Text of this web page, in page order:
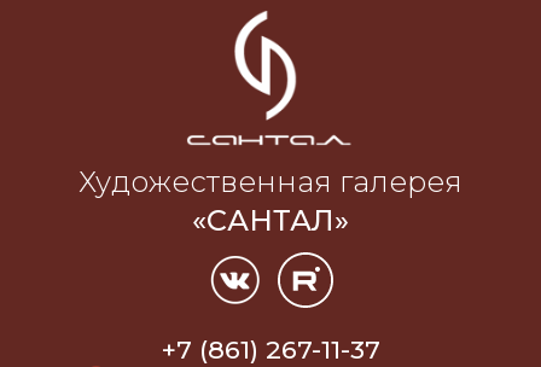
Художественная галерея
«САНТАЛ»
+7 (861) 267-11-37